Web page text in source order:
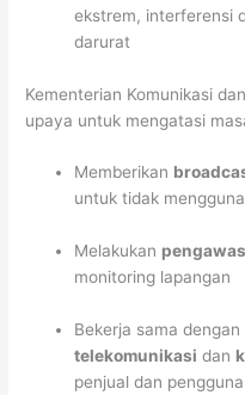
ekstrem, interferensi
darurat
Kementerian Komunikasi
upaya untuk mengatasi
Memberikan
untuk tidak
Melakukan
monitoring lapangan
Bekerja sama dengan
telekomunikasi dan
penjual dan